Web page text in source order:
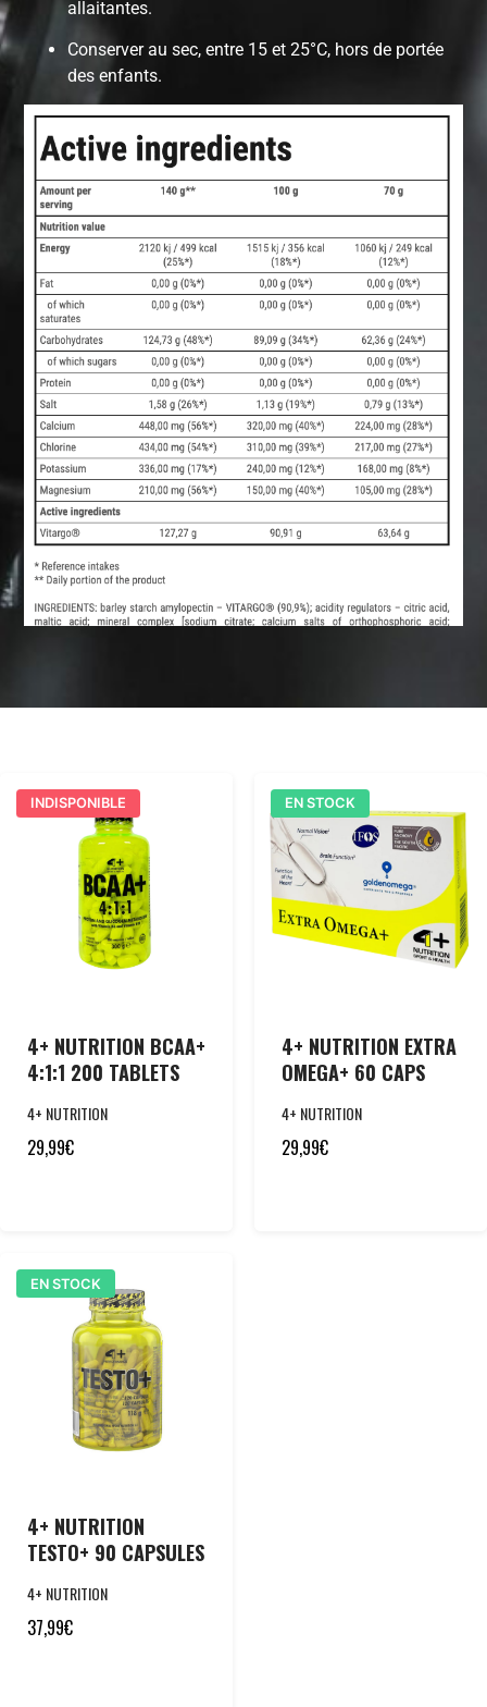
allaitantes.
Conserver au sec, entre 15 et 25°C, hors de portée
des enfants.
INDISPONIBLE
4+ NUTRITION BCAA+
4:1:1 200 TABLETS
4+ NUTRITION
29,99€
EN STOCK
4+ NUTRITION EXTRA
OMEGA+ 60 CAPS
4+ NUTRITION
29,99€
EN STOCK
4+ NUTRITION
TESTO+ 90 CAPSULES
4+ NUTRITION
37,99€